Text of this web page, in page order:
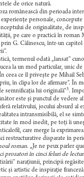
de orice natură.
românească din perioada
experienţe personale,
de originalitate, de
pe care o practică în
G. Călinescu, într-un
termenul odată „lansat”
la un mod particular, unic
ceea ce îl priveşte pe Mihail
în clipa lor de afirmare”. În
semnificaţia lui originală”3.
este şi punctul de vedere
relativului, jocului absurd
intransmisibilă, el se
în mod inedit, pe toţi îi
care merge la
restructurative disparate în
roman. „Je ne peux parler
prozatori în cinci feluri de
naraţiunii, principii
şi artistic de inspiraţie